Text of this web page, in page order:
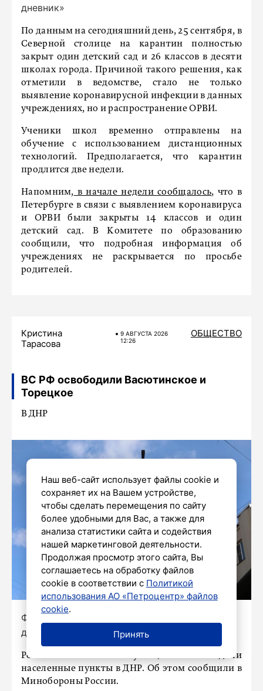
дневник»
По данным на сегодняшний день, 25 сентября, в
Северной столице на карантин полностью
закрыт один детский сад и 26 классов в десяти
школах города. Причиной такого решения, как
отметили в ведомстве, стало не только
выявление коронавирусной инфекции в данных
учреждениях, но и распространение ОРВИ.
Ученики школ временно отправлены на
обучение с использованием дистанционных
технологий. Предполагается, что карантин
продлится две недели.
Напомним, в начале недели сообщалось, что в
Петербурге в связи с выявлением коронавируса
и ОРВИ были закрыты 14 классов и один
детский сад. В Комитете по образованию
сообщили, что подробная информация об
учреждениях не раскрывается по просьбе
родителей.
Кристина
Тарасова
9 АВГУСТА 2026
12:26
ОБЩЕСТВО
ВС РФ освободили Васютинское и
Торецкое
В ДНР
Фото: Роман Пименов / «Петербургский
дневник»
Российские военнослужащие освободили
населенные пункты в ДНР. Об этом сообщили в
Минобороны России.
Наш веб-сайт использует файлы cookie и
сохраняет их на Вашем устройстве,
чтобы сделать перемещения по сайту
более удобными для Вас, а также для
анализа статистики сайта и содействия
нашей маркетинговой деятельности.
Продолжая просмотр этого сайта, Вы
соглашаетесь на обработку файлов
cookie в соответствии с Политикой
использования АО «Петроцентр» файлов
cookie.
Принять